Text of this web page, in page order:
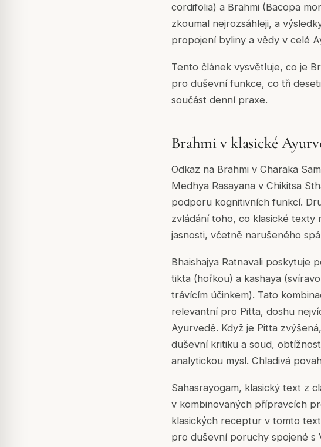
cordifolia) a Brahmi (Bacopa
zkoumal nejrozsáhleji, a
propojení byliny a vědy v celé
Tento článek vysvětluje, co je
pro duševní funkce, co tři
součást denní praxe.
Brahmi v klasické
Odkaz na Brahmi v Charaka
Medhya Rasayana v Chikitsa
podporu kognitivních funkcí.
zvládání toho, co klasické texty
jasnosti, včetně narušeného
Bhaishajya Ratnavali poskytuje
tikta (hořkou) a kashaya
trávícím účinkem). Tato
relevantní pro Pitta, doshu
Ayurvedě. Když je Pitta
duševní kritiku a soud,
analytickou mysl. Chladivá
Sahasrayogam, klasický text z
v kombinovaných přípravcích
klasických receptur v tomto
pro duševní poruchy spojené s